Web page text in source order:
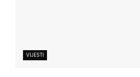
VIJESTI